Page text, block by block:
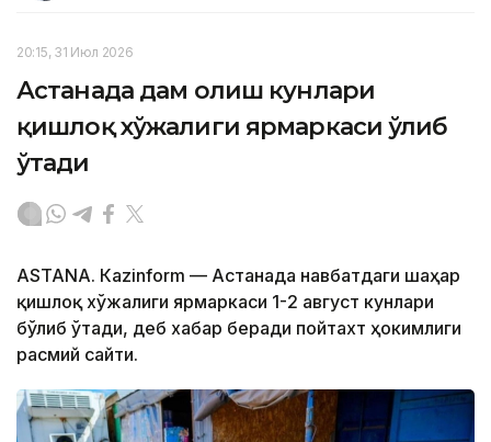
20:15, 31 Июл 2026
Астанада дам олиш кунлари
қишлоқ хўжалиги ярмаркаси ўлиб
ўтади
ASTANА. Кazinform — Астанада навбатдаги шаҳар
қишлоқ хўжалиги ярмаркаси 1-2 август кунлари
бўлиб ўтади, деб хабар беради пойтахт ҳокимлиги
расмий сайти.